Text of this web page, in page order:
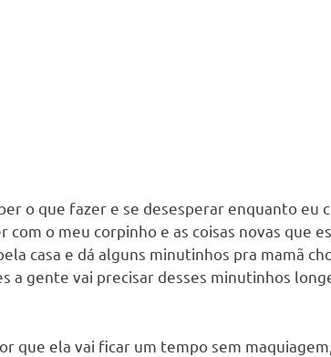
o que fazer e se desesperar enquanto eu
com o meu corpinho e as coisas novas que
casa e dá alguns minutinhos pra mamã
a gente vai precisar desses minutinhos
que ela vai ficar um tempo sem